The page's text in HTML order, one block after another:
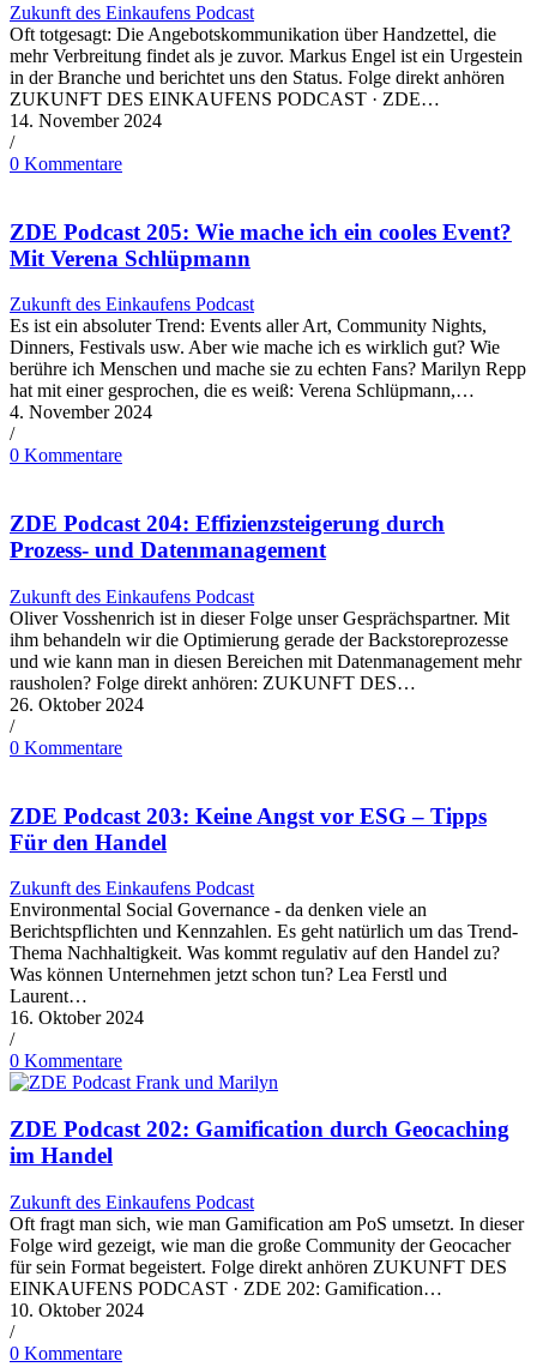
Zukunft des Einkaufens Podcast
Oft totgesagt: Die Angebotskommunikation über Handzettel, die
mehr Verbreitung findet als je zuvor. Markus Engel ist ein Urgestein
in der Branche und berichtet uns den Status. Folge direkt anhören
ZUKUNFT DES EINKAUFENS PODCAST · ZDE…
14. November 2024
/
0 Kommentare
ZDE Podcast 205: Wie mache ich ein cooles Event?
Mit Verena Schlüpmann
Zukunft des Einkaufens Podcast
Es ist ein absoluter Trend: Events aller Art, Community Nights,
Dinners, Festivals usw. Aber wie mache ich es wirklich gut? Wie
berühre ich Menschen und mache sie zu echten Fans? Marilyn Repp
hat mit einer gesprochen, die es weiß: Verena Schlüpmann,…
4. November 2024
/
0 Kommentare
ZDE Podcast 204: Effizienzsteigerung durch
Prozess- und Datenmanagement
Zukunft des Einkaufens Podcast
Oliver Vosshenrich ist in dieser Folge unser Gesprächspartner. Mit
ihm behandeln wir die Optimierung gerade der Backstoreprozesse
und wie kann man in diesen Bereichen mit Datenmanagement mehr
rausholen? Folge direkt anhören: ZUKUNFT DES…
26. Oktober 2024
/
0 Kommentare
ZDE Podcast 203: Keine Angst vor ESG – Tipps
Für den Handel
Zukunft des Einkaufens Podcast
Environmental Social Governance - da denken viele an
Berichtspflichten und Kennzahlen. Es geht natürlich um das Trend-
Thema Nachhaltigkeit. Was kommt regulativ auf den Handel zu?
Was können Unternehmen jetzt schon tun? Lea Ferstl und
Laurent…
16. Oktober 2024
/
0 Kommentare
ZDE Podcast 202: Gamification durch Geocaching
im Handel
Zukunft des Einkaufens Podcast
Oft fragt man sich, wie man Gamification am PoS umsetzt. In dieser
Folge wird gezeigt, wie man die große Community der Geocacher
für sein Format begeistert. Folge direkt anhören ZUKUNFT DES
EINKAUFENS PODCAST · ZDE 202: Gamification…
10. Oktober 2024
/
0 Kommentare